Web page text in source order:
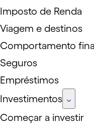
Imposto de Renda
Viagem e destinos
Comportamento
Seguros
Empréstimos
Investimentos
Começar a investir